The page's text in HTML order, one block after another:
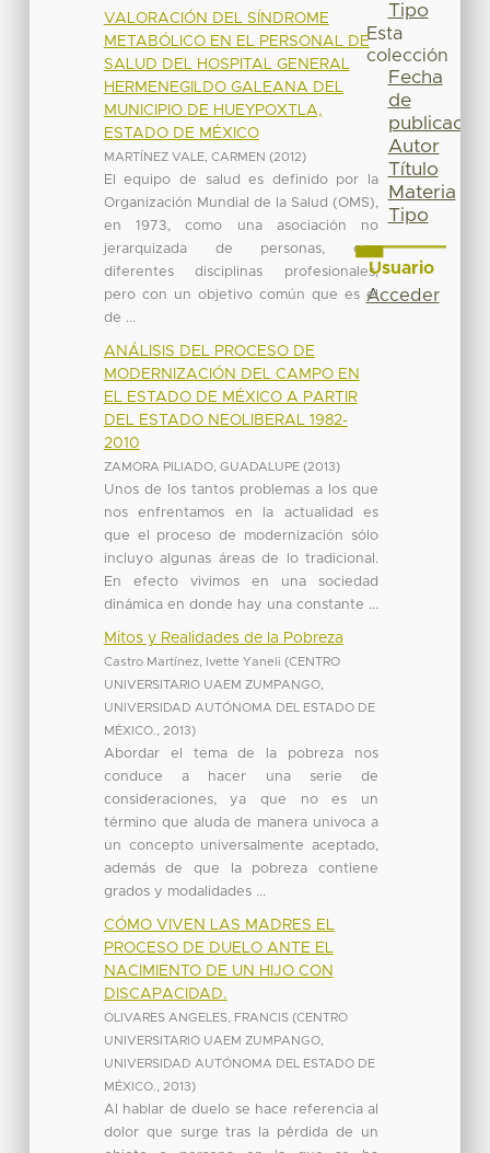
VALORACIÓN DEL SÍNDROME
METABÓLICO EN EL PERSONAL DE
SALUD DEL HOSPITAL GENERAL
HERMENEGILDO GALEANA DEL
MUNICIPIO DE HUEYPOXTLA,
ESTADO DE MÉXICO
MARTÍNEZ VALE, CARMEN (2012)
El equipo de salud es definido por la
Organización Mundial de la Salud (OMS),
en 1973, como una asociación no
jerarquizada de personas, con
diferentes disciplinas profesionales,
pero con un objetivo común que es el
de ...
ANÁLISIS DEL PROCESO DE
MODERNIZACIÓN DEL CAMPO EN
EL ESTADO DE MÉXICO A PARTIR
DEL ESTADO NEOLIBERAL 1982-
2010
ZAMORA PILIADO, GUADALUPE (2013)
Unos de los tantos problemas a los que
nos enfrentamos en la actualidad es
que el proceso de modernización sólo
incluyo algunas áreas de lo tradicional.
En efecto vivimos en una sociedad
dinámica en donde hay una constante ...
Mitos y Realidades de la Pobreza
Castro Martínez, Ivette Yaneli (CENTRO
UNIVERSITARIO UAEM ZUMPANGO,
UNIVERSIDAD AUTÓNOMA DEL ESTADO DE
MÉXICO.
2013)
Abordar el tema de la pobreza nos
conduce a hacer una serie de
consideraciones, ya que no es un
término que aluda de manera univoca a
un concepto universalmente aceptado,
además de que la pobreza contiene
grados y modalidades ...
CÓMO VIVEN LAS MADRES EL
PROCESO DE DUELO ANTE EL
NACIMIENTO DE UN HIJO CON
DISCAPACIDAD.
OLIVARES ANGELES, FRANCIS (CENTRO
UNIVERSITARIO UAEM ZUMPANGO,
UNIVERSIDAD AUTÓNOMA DEL ESTADO DE
MÉXICO.
2013)
Al hablar de duelo se hace referencia al
dolor que surge tras la pérdida de un
Tipo
Esta
colección
Fecha
de
publicación
Autor
Título
Materia
Tipo
Usuario
Acceder